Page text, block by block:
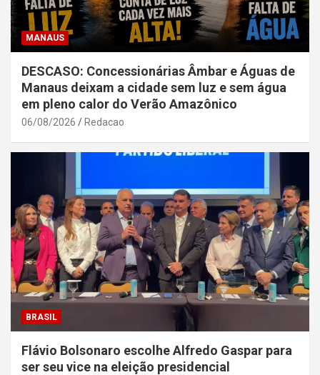
MANAUS
DESCASO: Concessionárias Âmbar e Águas de
Manaus deixam a cidade sem luz e sem água
em pleno calor do Verão Amazônico
06/08/2026 Redacao
BRASIL
Flávio Bolsonaro escolhe Alfredo Gaspar para
ser seu vice na eleição presidencial